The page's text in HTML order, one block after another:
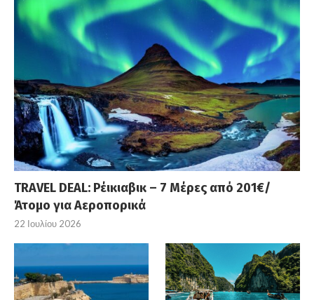
TRAVEL DEAL: Ρέικιαβικ – 7 Μέρες από 201€/
Άτομο για Αεροπορικά
22 Ιουλίου 2026